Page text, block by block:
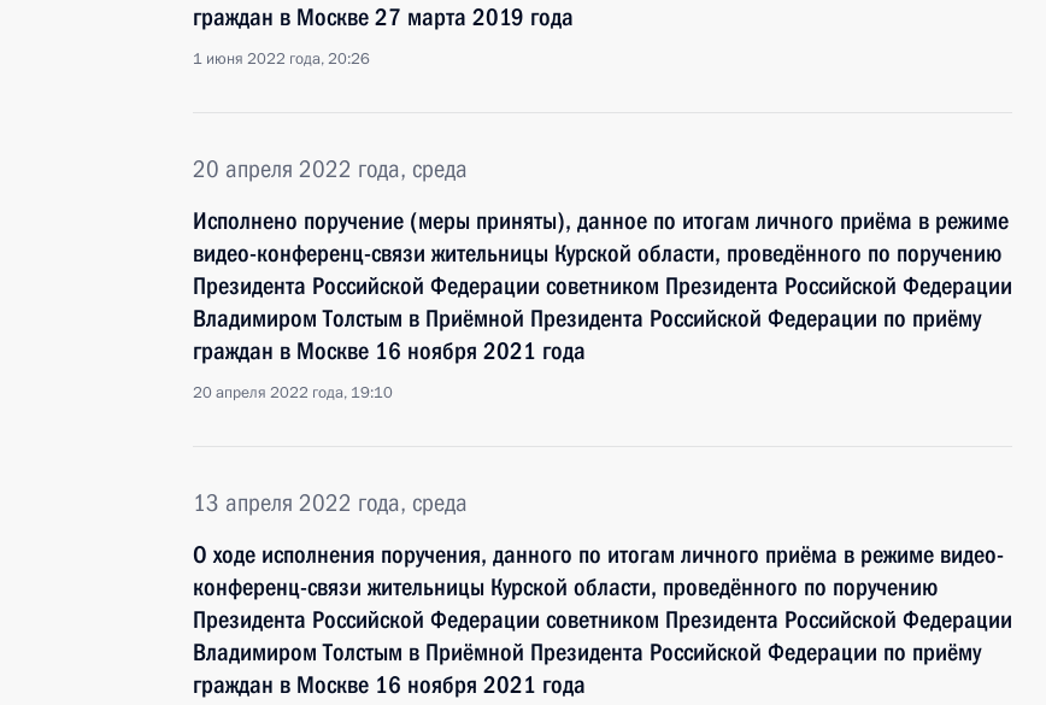
граждан в Москве 27 марта 2019 года
1 июня 2022 года, 20:26
20 апреля 2022 года, среда
Исполнено поручение (меры приняты), данное по итогам личного приёма в режиме
видео-конференц-связи жительницы Курской области, проведённого по поручению
Президента Российской Федерации советником Президента Российской Федерации
Владимиром Толстым в Приёмной Президента Российской Федерации по приёму
граждан в Москве 16 ноября 2021 года
20 апреля 2022 года, 19:10
13 апреля 2022 года, среда
О ходе исполнения поручения, данного по итогам личного приёма в режиме видео-
конференц-связи жительницы Курской области, проведённого по поручению
Президента Российской Федерации советником Президента Российской Федерации
Владимиром Толстым в Приёмной Президента Российской Федерации по приёму
граждан в Москве 16 ноября 2021 года